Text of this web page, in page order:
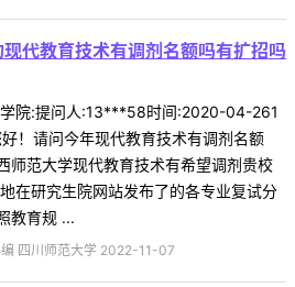
代教育技术有调剂名额吗有扩招吗
院:提问人:13***58时间:2020-04-261
！请问今年现代教育技术有调剂名额
师范大学现代教育技术有希望调剂贵校
在研究生院网站发布了的各专业复试分
教育规 ...
四川师范大学 2022-11-07